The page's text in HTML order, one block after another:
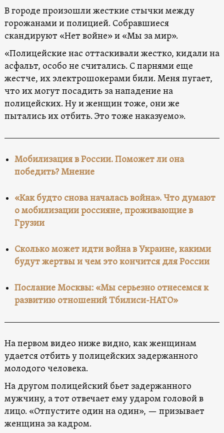
В городе произошли жесткие стычки между
горожанами и полицией. Собравшиеся
скандируют «Нет войне» и «Мы за мир».
«Полицейские нас оттаскивали жестко, кидали на
асфальт, особо не считались. С парнями еще
жестче, их электрошокерами били. Меня пугает,
что их могут посадить за нападение на
полицейских. Ну и женщин тоже, они же
пытались их отбить. Это тоже наказуемо».
Мобилизация в России. Поможет ли она
победить? Мнение
«Как будто снова началась война». Что думают
о мобилизации россияне, проживающие в
Грузии
Сколько может идти война в Украине, какими
будут жертвы и чем это кончится для России
Послание Москвы: «Мы серьезно отнесемся к
развитию отношений Тбилиси-НАТО»
На первом видео ниже видно, как женщинам
удается отбить у полицейских задержанного
молодого человека.
На другом полицейский бьет задержанного
мужчину, а тот отвечает ему ударом головой в
лицо. «Отпустите один на один», — призывает
женщина за кадром.